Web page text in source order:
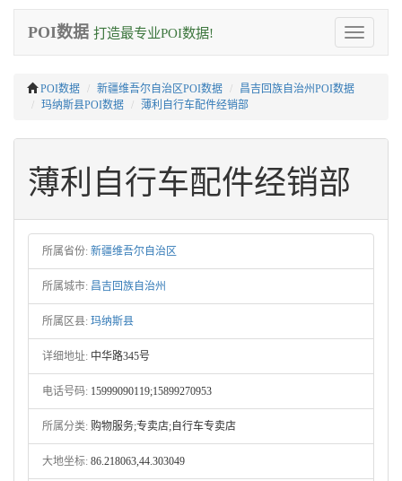
Toggle
navigation
POI数据 打造最专业POI数据!
POI数据 新疆维吾尔自治区POI数据
昌吉回族自治州POI数据
玛纳斯县POI数据
薄利自行车配件经销部
薄利自行车配件经销部
所属省份: 新疆维吾尔自治区
所属城市: 昌吉回族自治州
所属区县: 玛纳斯县
详细地址: 中华路345号
电话号码: 15999090119;15899270953
所属分类: 购物服务;专卖店;自行车专卖店
大地坐标: 86.218063,44.303049